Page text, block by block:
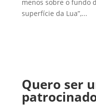
menos sobre o fundo
superfície da Lua”,...
Quero ser